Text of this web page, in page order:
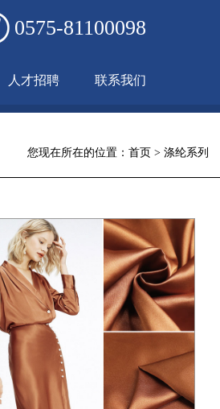
人才招聘 联系我们
0575-81100098
您现在所在的位置： 首页 > 涤纶系列